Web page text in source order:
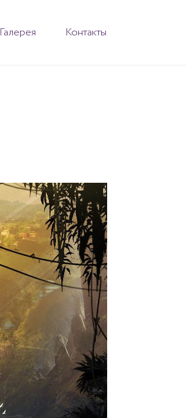
Галерея Контакты